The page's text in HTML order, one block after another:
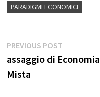
PARADIGMI ECONOMICI
Navigazione
articoli
PREVIOUS POSTPrevious
post:
assaggio di Economia
Mista